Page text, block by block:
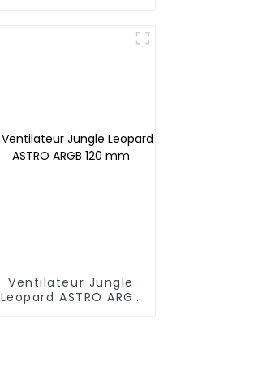
Ventilateur Jungle
Leopard ASTRO ARGB